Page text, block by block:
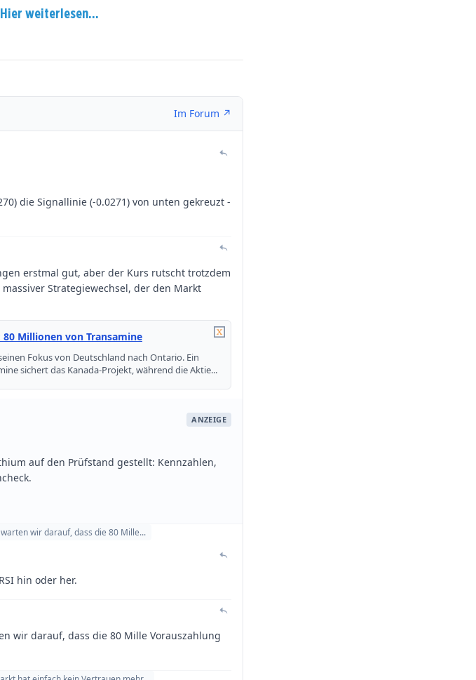
Hier weiterlesen...